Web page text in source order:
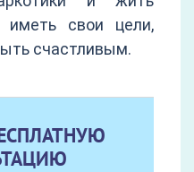
иметь свои цели,
счастливым.